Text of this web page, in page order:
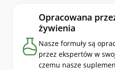
Opracowana
żywienia
Nasze formuły są
przez ekspertów w
czemu nasze